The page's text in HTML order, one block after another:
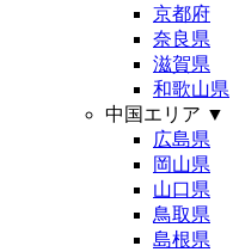
京都府
奈良県
滋賀県
和歌山県
中国エリア ▼
広島県
岡山県
山口県
鳥取県
島根県